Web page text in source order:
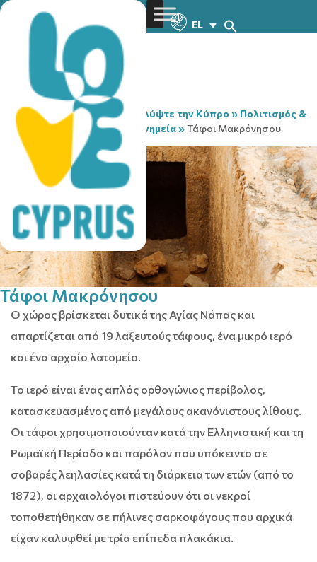
EL
You are here:Home» Ανακαλύψτε την Κύπρο » Πολιτισμός &
Θρησκεία
Αξιοθέατα & Μνημεία»Τάφοι Μακρόνησου
Τάφοι Μακρόνησου
Ο χώρος βρίσκεται δυτικά της Αγίας Νάπας και
απαρτίζεται από 19 λαξευτούς τάφους, ένα μικρό ιερό
και ένα αρχαίο λατομείο.
Το ιερό είναι ένας απλός ορθογώνιος περίβολος,
κατασκευασμένος από μεγάλους ακανόνιστους λίθους.
Οι τάφοι χρησιμοποιούνταν κατά την Ελληνιστική και τη
Ρωμαϊκή Περίοδο και παρόλον που υπόκειντο σε
σοβαρές λεηλασίες κατά τη διάρκεια των ετών (από το
1872), οι αρχαιολόγοι πιστεύουν ότι οι νεκροί
τοποθετήθηκαν σε πήλινες σαρκοφάγους που αρχικά
είχαν καλυφθεί με τρία επίπεδα πλακάκια.